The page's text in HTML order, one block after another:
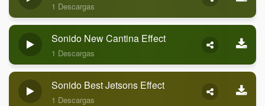
1 Descargas
Sonido New Cantina Effect
1 Descargas
Sonido Best Jetsons Effect
1 Descargas